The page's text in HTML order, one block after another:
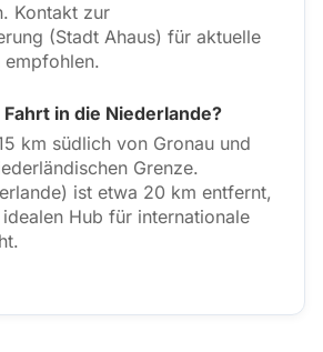
Kontakt zur
(Stadt Ahaus) für aktuelle
in die Niederlande?
km südlich von Gronau und
Grenze.
ist etwa 20 km entfernt,
Hub für internationale